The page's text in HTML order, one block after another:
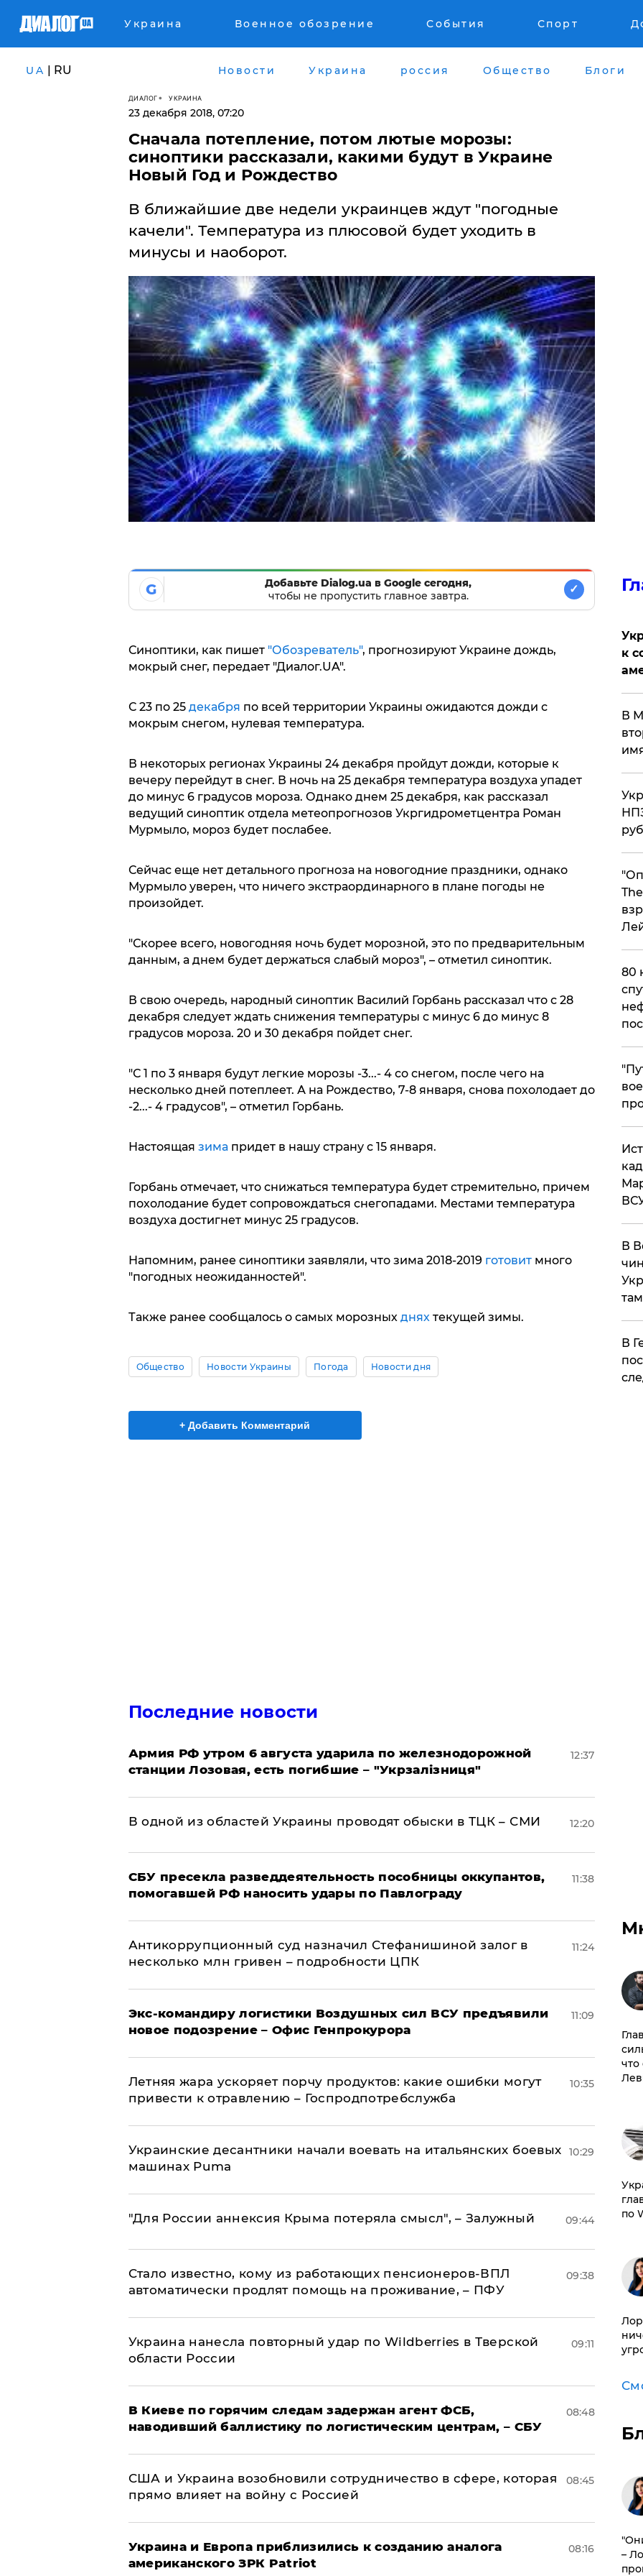
Украина Военное обозрение События Спорт
UA | RU Новости Украина россия Общество Блоги
ДИАЛОГ УКРАИНА
23 декабря 2018, 07:20
Сначала потепление, потом лютые морозы:
синоптики рассказали, какими будут в Украине
Новый Год и Рождество
В ближайшие две недели украинцев ждут "погодные
качели". Температура из плюсовой будет уходить в
минусы и наоборот.
G
Добавьте Dialog.ua в Google сегодня,
чтобы не пропустить главное завтра.
✓
Синоптики, как пишет "Обозреватель", прогнозируют Украине дождь,
мокрый снег, передает "Диалог.UA".
С 23 по 25декабря по всей территории Украины ожидаются дожди с
мокрым снегом, нулевая температура.
В некоторых регионах Украины 24 декабря пройдут дожди, которые к
вечеру перейдут в снег. В ночь на 25 декабря температура воздуха упадет
до минус 6 градусов мороза. Однако днем 25 декабря, как рассказал
ведущий синоптик отдела метеопрогнозов Укргидрометцентра Роман
Мурмыло, мороз будет послабее.
Сейчас еще нет детального прогноза на новогодние праздники, однако
Мурмыло уверен, что ничего экстраординарного в плане погоды не
произойдет.
"Скорее всего, новогодняя ночь будет морозной, это по предварительным
данным, а днем будет держаться слабый мороз", – отметил синоптик.
В свою очередь, народный синоптик Василий Горбань рассказал что с 28
декабря следует ждать снижения температуры с минус 6 до минус 8
градусов мороза. 20 и 30 декабря пойдет снег.
"С 1 по 3 января будут легкие морозы -3...- 4 со снегом, после чего на
несколько дней потеплеет. А на Рождество, 7-8 января, снова похолодает до
-2...- 4 градусов", – отметил Горбань.
Настоящая зима придет в нашу страну с 15 января.
Горбань отмечает, что снижаться температура будет стремительно, причем
похолодание будет сопровождаться снегопадами. Местами температура
воздуха достигнет минус 25 градусов.
Напомним, ранее синоптики заявляли, что зима 2018-2019 готовитмного
"погодных неожиданностей".
Также ранее сообщалось о самых морозных днях текущей зимы.
Общество Новости Украины Погода Новости дня
+ Добавить Комментарий
Последние новости
Армия РФ утром 6 августа ударила по железнодорожной
станции Лозовая, есть погибшие – "Укрзалізниця"
12:37
В одной из областей Украины проводят обыски в ТЦК – СМИ 12:20
СБУ пресекла разведдеятельность пособницы оккупантов,
помогавшей РФ наносить удары по Павлограду
11:38
Антикоррупционный суд назначил Стефанишиной залог в
несколько млн гривен – подробности ЦПК
11:24
Экс-командиру логистики Воздушных сил ВСУ предъявили
новое подозрение – Офис Генпрокурора
11:09
Летняя жара ускоряет порчу продуктов: какие ошибки могут
привести к отравлению – Госпродпотребслужба
10:35
Украинские десантники начали воевать на итальянских боевых
машинах Puma
10:29
"Для России аннексия Крыма потеряла смысл", – Залужный 09:44
Стало известно, кому из работающих пенсионеров-ВПЛ
автоматически продлят помощь на проживание, – ПФУ
09:38
Украина нанесла повторный удар по Wildberries в Тверской
области России
09:11
В Киеве по горячим следам задержан агент ФСБ,
наводивший баллистику по логистическим центрам, – СБУ
08:48
США и Украина возобновили сотрудничество в сфере, которая
прямо влияет на войну с Россией
08:45
Украина и Европа приблизились к созданию аналога
американского ЗРК Patriot
08:16
к
В
80
В
​В
что
по
–